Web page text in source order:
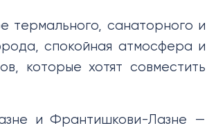
термального, санаторного и
спокойная атмосфера и
которые хотят совместить
и Франтишкови-Лазне —